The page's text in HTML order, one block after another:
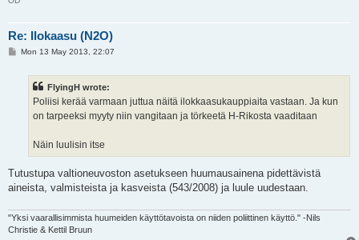
Re: Ilokaasu (N2O)
PMon 13 May 2013, 22:07
FlyingH wrote:
Poliisi kerää varmaan juttua näitä ilokkaasukauppiaita vastaan. Ja kun
on tarpeeksi myyty niin vangitaan ja törkeetä H-Rikosta vaaditaan
Näin luulisin itse
Tutustupa valtioneuvoston asetukseen huumausainena pidettävistä
aineista, valmisteista ja kasveista (543/2008) ja luule uudestaan.
"Yksi vaarallisimmista huumeiden käyttötavoista on niiden poliittinen käyttö." -Nils
Christie & Kettil Bruun